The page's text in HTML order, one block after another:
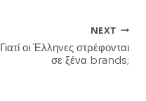
NEXT
Γιατί οι Έλληνες στρέφονται
σε ξένα brands;